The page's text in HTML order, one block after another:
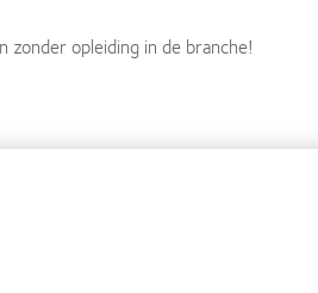
opleiding in de branche!